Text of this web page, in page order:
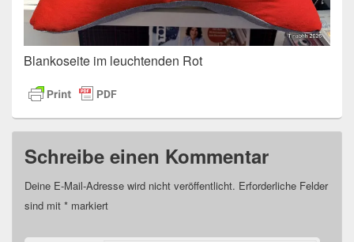
Blankoseite im leuchtenden Rot
Schreibe einen Kommentar
Deine E-Mail-Adresse wird nicht veröffentlicht. Erforderliche Felder
sind mit * markiert